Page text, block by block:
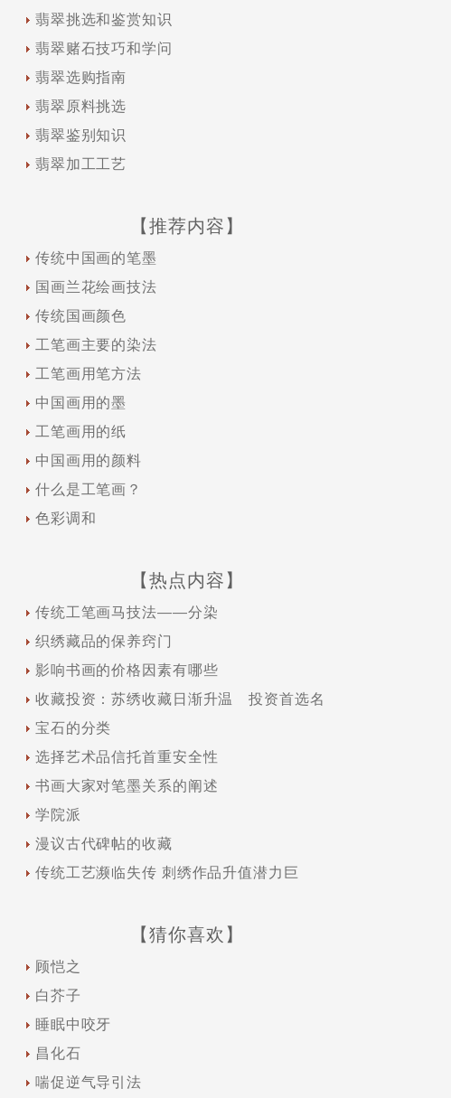
翡翠挑选和鉴赏知识
翡翠赌石技巧和学问
翡翠选购指南
翡翠原料挑选
翡翠鉴别知识
翡翠加工工艺
【推荐内容】
传统中国画的笔墨
国画兰花绘画技法
传统国画颜色
工笔画主要的染法
工笔画用笔方法
中国画用的墨
工笔画用的纸
中国画用的颜料
什么是工笔画？
色彩调和
【热点内容】
传统工笔画马技法——分染
织绣藏品的保养窍门
影响书画的价格因素有哪些
收藏投资：苏绣收藏日渐升温 投资首选名
宝石的分类
选择艺术品信托首重安全性
书画大家对笔墨关系的阐述
学院派
漫议古代碑帖的收藏
传统工艺濒临失传 刺绣作品升值潜力巨
【猜你喜欢】
顾恺之
白芥子
睡眠中咬牙
昌化石
喘促逆气导引法